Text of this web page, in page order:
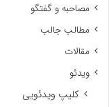
مصاحبه و گفتگو
مطالب جالب
مقالات
ویدئو
کلیپ ویدئویی